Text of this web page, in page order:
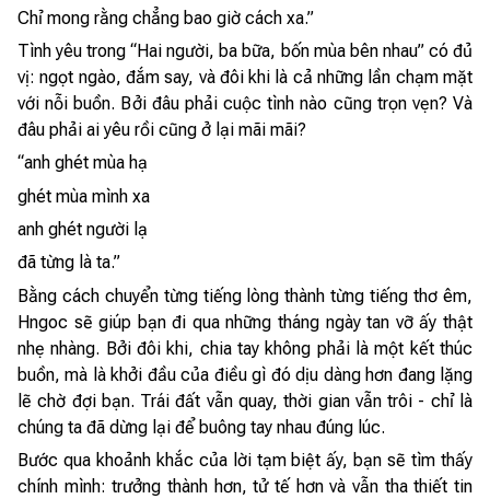
Chỉ mong rằng chẳng bao giờ cách xa.”
Tình yêu trong “Hai người, ba bữa, bốn mùa bên nhau” có đủ
vị: ngọt ngào, đắm say, và đôi khi là cả những lần chạm mặt
với nỗi buồn. Bởi đâu phải cuộc tình nào cũng trọn vẹn? Và
đâu phải ai yêu rồi cũng ở lại mãi mãi?
“anh ghét mùa hạ
ghét mùa mình xa
anh ghét người lạ
đã từng là ta.”
Bằng cách chuyển từng tiếng lòng thành từng tiếng thơ êm,
Hngoc sẽ giúp bạn đi qua những tháng ngày tan vỡ ấy thật
nhẹ nhàng. Bởi đôi khi, chia tay không phải là một kết thúc
buồn, mà là khởi đầu của điều gì đó dịu dàng hơn đang lặng
lẽ chờ đợi bạn. Trái đất vẫn quay, thời gian vẫn trôi - chỉ là
chúng ta đã dừng lại để buông tay nhau đúng lúc.
Bước qua khoảnh khắc của lời tạm biệt ấy, bạn sẽ tìm thấy
chính mình: trưởng thành hơn, tử tế hơn và vẫn tha thiết tin